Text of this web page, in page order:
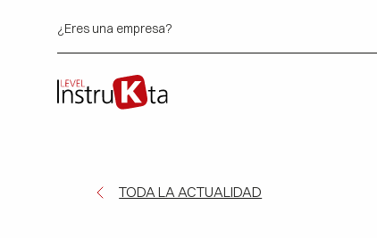
¿Eres una empresa?
TODA LA ACTUALIDAD